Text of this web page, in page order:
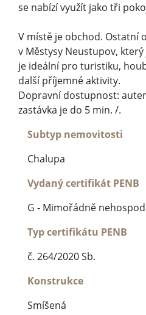
se nabízí využít jako tři
V místě je obchod. Ostatní
v Městysy Neustupov,
je ideální pro turistiku,
další příjemné aktivity.
Dopravní dostupnost:
zastávka je do 5 min. /.
Subtyp nemovitosti
Chalupa
Vydaný certifikát PENB
G - Mimořádně
Typ certifikátu PENB
č. 264/2020 Sb.
Konstrukce
Smíšená